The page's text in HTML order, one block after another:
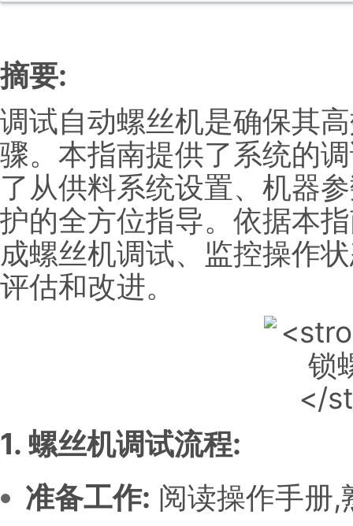
摘要:
调试自动螺丝机是确保其
骤。本指南提供了系统的
了从供料系统设置、机器
护的全方位指导。依据本
成螺丝机调试、监控操作
评估和改进。
1. 螺丝机调试流程:
准备工作: 阅读操作手册,